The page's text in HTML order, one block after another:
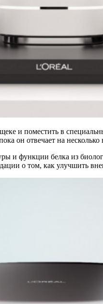
и поместить в
он отвечает на
и функции белка из
о том, как улучшить